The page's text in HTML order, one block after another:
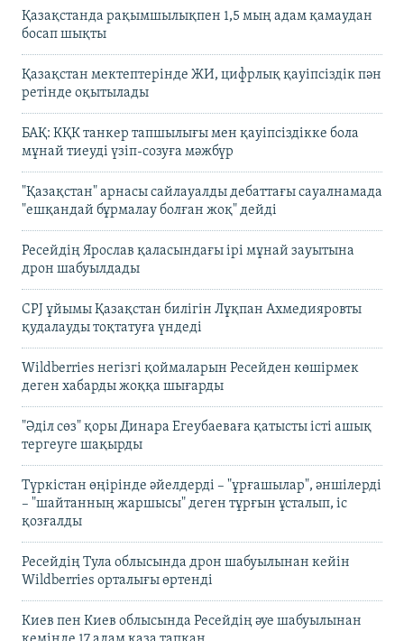
Қазақстанда рақымшылықпен 1,5 мың адам қамаудан
босап шықты
Қазақстан мектептерінде ЖИ, цифрлық қауіпсіздік пән
ретінде оқытылады
БАҚ: КҚК танкер тапшылығы мен қауіпсіздікке бола
мұнай тиеуді үзіп-созуға мәжбүр
"Қазақстан" арнасы сайлауалды дебаттағы сауалнамада
"ешқандай бұрмалау болған жоқ" дейді
Ресейдің Ярослав қаласындағы ірі мұнай зауытына
дрон шабуылдады
CPJ ұйымы Қазақстан билігін Лұқпан Ахмедияровты
қудалауды тоқтатуға үндеді
Wildberries негізгі қоймаларын Ресейден көшірмек
деген хабарды жоққа шығарды
"Әділ сөз" қоры Динара Егеубаеваға қатысты істі ашық
тергеуге шақырды
Түркістан өңірінде әйелдерді – "ұрғашылар", әншілерді
– "шайтанның жаршысы" деген тұрғын ұсталып, іс
қозғалды
Ресейдің Тула облысында дрон шабуылынан кейін
Wildberries орталығы өртенді
Киев пен Киев облысында Ресейдің әуе шабуылынан